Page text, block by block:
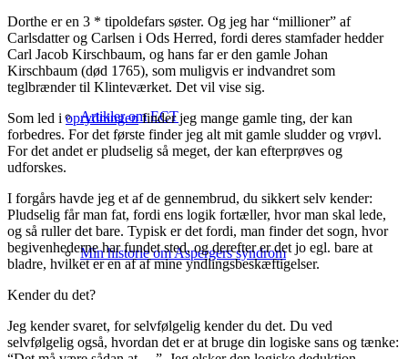
Artikler om ECT
Min historie om Aspergers syndrom
Dorthe er en 3 * tipoldefars søster. Og jeg har “millioner” af
Carlsdatter og Carlsen i Ods Herred, fordi deres stamfader hedder
Carl Jacob Kirschbaum, og hans far er den gamle Johan
Kirschbaum (død 1765), som muligvis er indvandret som
teglbrænder til Klinteværket. Det vil vise sig.
Som led ioprydningenfinder jeg mange gamle ting, der kan
forbedres. For det første finder jeg alt mit gamle sludder og vrøvl.
For det andet er pludselig så meget, der kan efterprøves og
udforskes.
I forgårs havde jeg et af de gennembrud, du sikkert selv kender:
Pludselig får man fat, fordi ens logik fortæller, hvor man skal lede,
og så ruller det bare. Typisk er det fordi, man finder det sogn, hvor
begivenhederne har fundet sted, og derefter er det jo egl. bare at
bladre, hvilket er en af af mine yndlingsbeskæftigelser.
Kender du det?
Jeg kender svaret, for selvfølgelig kender du det. Du ved
selvfølgelig også, hvordan det er at bruge din logiske sans og tænke: